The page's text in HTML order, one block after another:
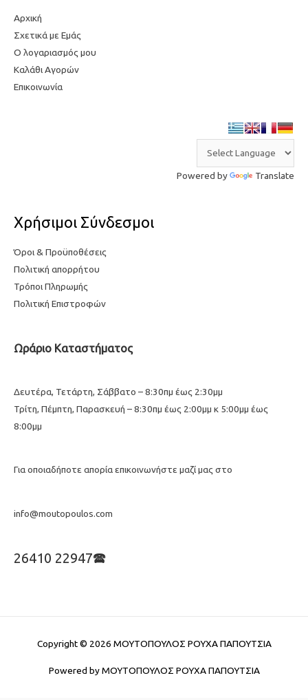
Αρχική
Σχετικά με Εμάς
Ο λογαριασμός μου
Καλάθι Αγορών
Επικοινωνία
Powered by Translate
Χρήσιμοι Σύνδεσμοι
Όροι & Προϋποθέσεις
Πολιτική απορρήτου
Τρόποι Πληρωμής
Πολιτική Επιστροφών
Ωράριο Καταστήματος
Δευτέρα, Τετάρτη, Σάββατο – 8:30πμ έως 2:30μμ
Τρίτη, Πέμπτη, Παρασκευή – 8:30πμ έως 2:00μμ κ 5:00μμ έως
8:00μμ
Για οποιαδήποτε απορία επικοινωνήστε μαζί μας στο
info@moutopoulos.com
26410 22947🕿
Copyright © 2026 ΜΟΥΤΟΠΟΥΛΟΣ ΡΟΥΧΑ ΠΑΠΟΥΤΣΙΑ
Powered byΜΟΥΤΟΠΟΥΛΟΣ ΡΟΥΧΑ ΠΑΠΟΥΤΣΙΑ